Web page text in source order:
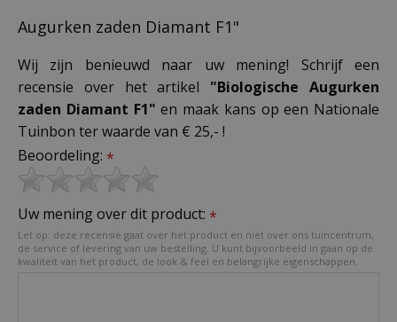
Augurken zaden Diamant F1"
Wij zijn benieuwd naar uw mening! Schrijf een
recensie over het artikel "Biologische Augurken
zaden Diamant F1" en maak kans op een Nationale
Tuinbon ter waarde van € 25,- !
Beoordeling: *
Uw mening over dit product: *
Let op: deze recensie gaat over het product en niet over ons tuincentrum,
de service of levering van uw bestelling. U kunt bijvoorbeeld in gaan op de
kwaliteit van het product, de look & feel en belangrijke eigenschappen.